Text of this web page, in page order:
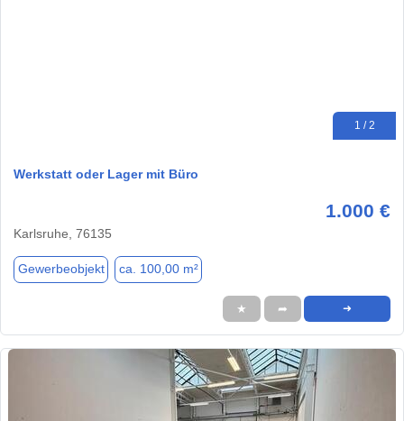
1 / 2
Werkstatt oder Lager mit Büro
1.000 €
Karlsruhe, 76135
Gewerbeobjekt ca. 100,00 m²
★ ➦ ➜